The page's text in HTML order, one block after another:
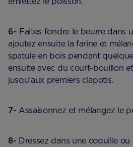
6- Faites fondre le beurre dans
ajoutez ensuite la farine et
spatule en bois pendant
ensuite avec du court-bouillon
jusqu’aux premiers clapotis.
7- Assaisonnez et mélangez le
8- Dressez dans une coquille